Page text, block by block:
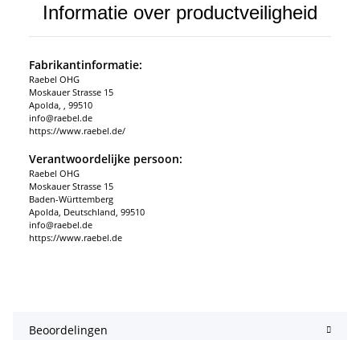
Informatie over productveiligheid
Fabrikantinformatie:
Raebel OHG
Moskauer Strasse 15
Apolda, , 99510
info@raebel.de
https://www.raebel.de/
Verantwoordelijke persoon:
Raebel OHG
Moskauer Strasse 15
Baden-Württemberg
Apolda, Deutschland, 99510
info@raebel.de
https://www.raebel.de
Beoordelingen